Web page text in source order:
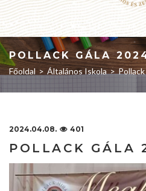
POLLACK GÁLA
Főoldal > Általános Iskola >
2024.04.08. 401
POLLACK GÁLA